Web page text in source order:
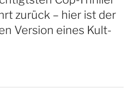
zurück – hier ist der
Version eines Kult-